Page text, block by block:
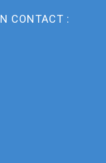
CONTACT :